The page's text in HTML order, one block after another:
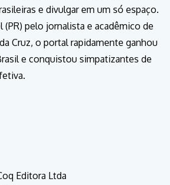
e divulgar em um só espaço.
(PR) pelo jornalista e acadêmico de
Cruz, o portal rapidamente ganhou
e conquistou simpatizantes de
Editora Ltda